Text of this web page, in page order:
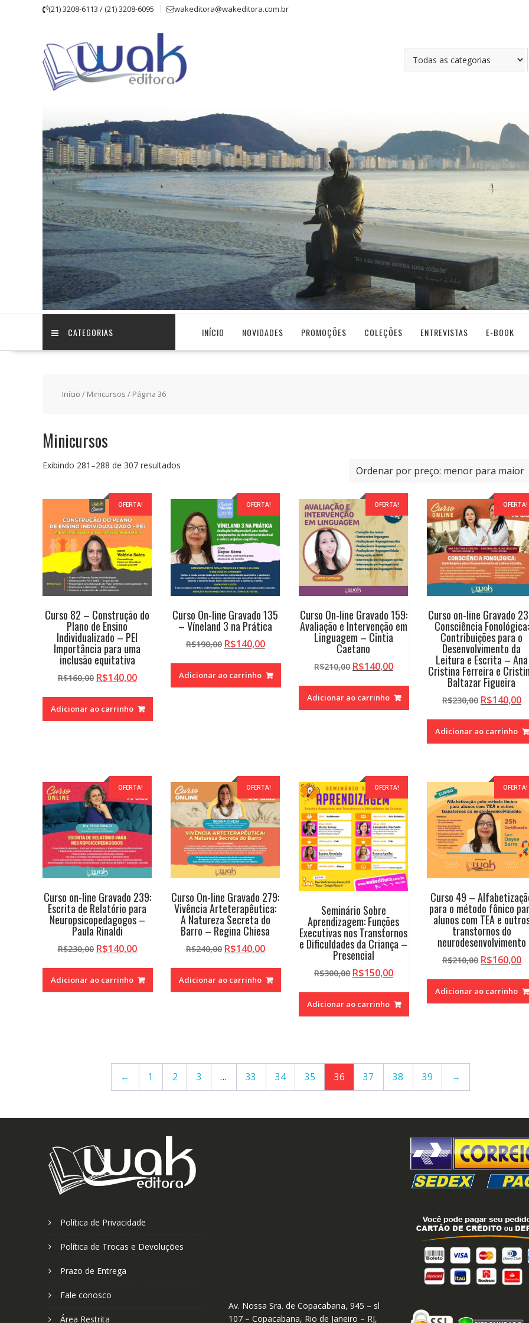
(21) 3208-6113 / (21) 3208-6095 wakeditora@wakeditora.com.br
CATEGORIAS INÍCIO NOVIDADES PROMOÇÕES COLEÇÕES ENTREVISTAS E-BOOK
Início / Minicursos / Página 36
Minicursos
Exibindo 281–288 de 307 resultados
para
alto
OFERTA!
Curso 82 – Construção do
Plano de Ensino
Individualizado – PEI
Importância para uma
inclusão equitativa
R$160,00 O
original
era:
R$140,00O
atual
é:
Adicionar ao carrinho
OFERTA!
Curso On-line Gravado 135
– Víneland 3 na Prática
R$190,00 O
original
era:
R$140,00O
atual
é:
Adicionar ao carrinho
OFERTA!
Curso On-line Gravado 159:
Avaliação e Intervenção em
Linguagem – Cintia
Caetano
R$210,00 O
original
era:
R$140,00O
atual
é:
R$140,00.
Adicionar ao carrinho
OFERTA!
Curso on-line Gravado
Consciência Fonológica:
Contribuições para o
Desenvolvimento da
Leitura e Escrita – Ana
Cristina Ferreira e
Baltazar Figueira
R$230,00 O
original
era:
R$140,00O
é:
Adicionar ao carrinho
OFERTA!
Curso on-line Gravado 239:
Escrita de Relatório para
Neuropsicopedagogos –
Paula Rinaldi
R$230,00 O
original
era:
R$140,00O
atual
é:
Adicionar ao carrinho
OFERTA!
Curso On-line Gravado 279:
Vivência Arteterapêutica:
A Natureza Secreta do
Barro – Regina Chiesa
R$240,00 O
original
era:
R$140,00O
atual
é:
Adicionar ao carrinho
OFERTA!
Seminário Sobre
Aprendizagem: Funções
Executivas nos Transtornos
e Dificuldades da Criança –
Presencial
R$300,00 O
original
era:
R$150,00O
atual
é:
Adicionar ao carrinho
OFERTA!
Curso 49 –
para o método fônico
alunos com TEA e
transtornos do
neurodesenvolvimento
R$210,00 O
original
era:
R$160,00O
é:
Adicionar ao carrinho
← 1 2 3 … 33 34 35 36 37 38 39 →
Política de Privacidade
Política de Trocas e Devoluções
Prazo de Entrega
Fale conosco
Área Restrita
Av. Nossa Sra. de Copacabana, 945 – sl
107 – Copacabana, Rio de Janeiro – RJ,